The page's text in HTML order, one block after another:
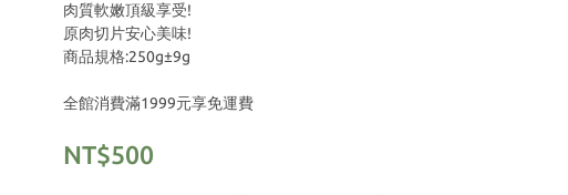
肉質軟嫩頂級享受!
原肉切片安心美味!
商品規格:250g±9g
全館消費滿1999元享免運費
NT$500